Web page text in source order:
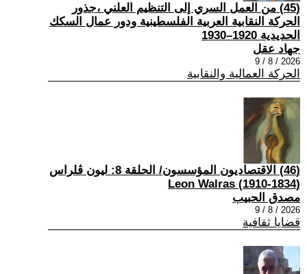
(45) من العمل السري إلى التنظيم العلني ،جذور
الحركة النقابية العربية الفلسطينية ودور عمال السكك
الحديدية 1920–1930
جهاد عقل
2026 / 8 / 9
الحركة العمالية والنقابية
(46) الاقتصاديون المؤسسون/ الحلقة 8: ليون ڤلراس
(1834-1910) Leon Walras
مصدق الحبيب
2026 / 8 / 9
قضايا ثقافية